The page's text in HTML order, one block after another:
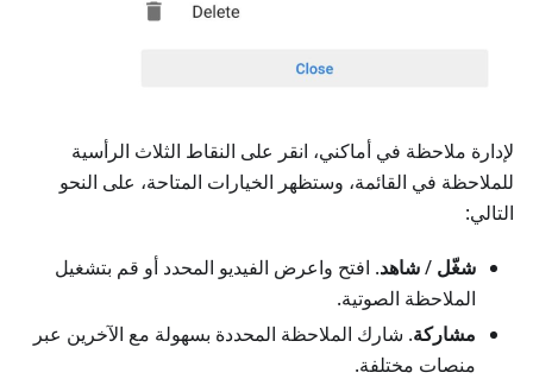
لإدارة ملاحظة في أماكني، انقر على النقاط الثلاث الرأسية
للملاحظة في القائمة، وستظهر الخيارات المتاحة، على النحو
التالي:
شغّل /شاهد. افتح واعرض الفيديو المحدد أو قم بتشغيل
الملاحظة الصوتية.
مشاركة. شارك الملاحظة المحددة بسهولة مع الآخرين عبر
منصات مختلفة.